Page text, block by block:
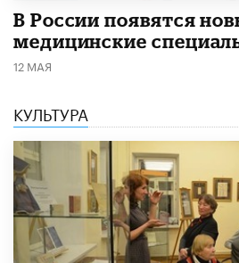
В России появятся
медицинские
12 МАЯ
КУЛЬТУРА